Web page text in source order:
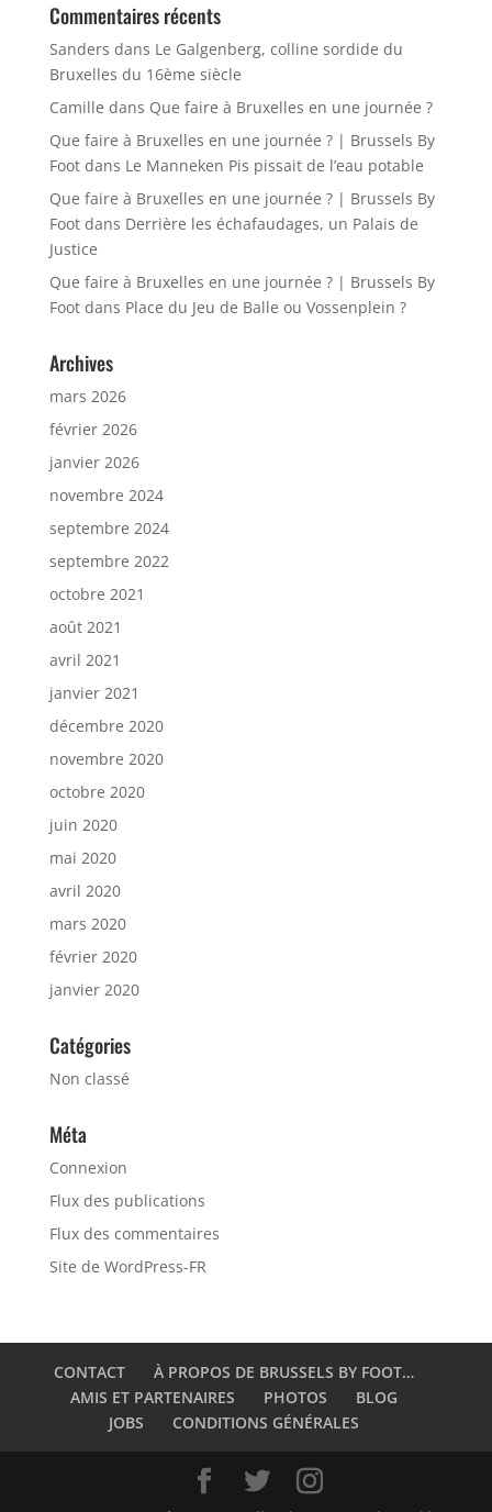
Commentaires récents
Sanders dans Le Galgenberg, colline sordide du
Bruxelles du 16ème siècle
Camille dans Que faire à Bruxelles en une journée ?
Que faire à Bruxelles en une journée ? | Brussels By
Footdans Le Manneken Pis pissait de l’eau potable
Que faire à Bruxelles en une journée ? | Brussels By
Footdans Derrière les échafaudages, un Palais de
Justice
Que faire à Bruxelles en une journée ? | Brussels By
Footdans Place du Jeu de Balle ou Vossenplein ?
Archives
mars 2026
février 2026
janvier 2026
novembre 2024
septembre 2024
septembre 2022
octobre 2021
août 2021
avril 2021
janvier 2021
décembre 2020
novembre 2020
octobre 2020
juin 2020
mai 2020
avril 2020
mars 2020
février 2020
janvier 2020
Catégories
Non classé
Méta
Connexion
Flux des publications
Flux des commentaires
Site de WordPress-FR
CONTACT
À PROPOS DE BRUSSELS BY FOOT…
AMIS ET PARTENAIRES
PHOTOS
BLOG
JOBS
CONDITIONS GÉNÉRALES